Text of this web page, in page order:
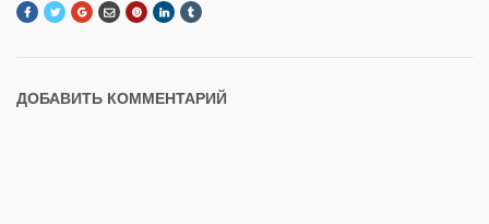
ДОБАВИТЬ КОММЕНТАРИЙ